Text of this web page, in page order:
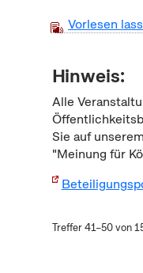
Vorlesen
Hinweis:
Alle
Sie auf
"Meinung für
Treffer 41–50 von